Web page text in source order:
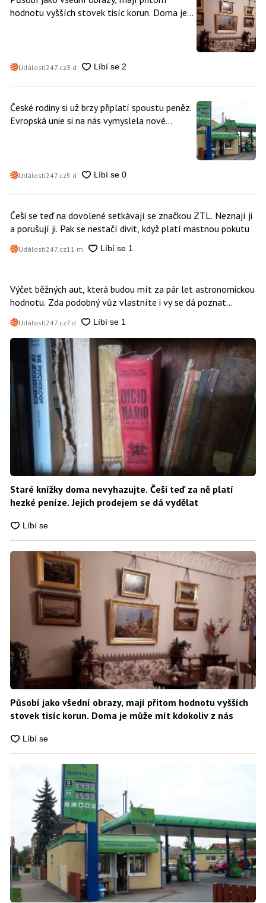
hodnotu vyšších stovek tisíc korun. Doma je
Události247.cz3 d
České rodiny si už brzy připlatí spoustu peněz.
Evropská unie si na nás vymyslela nové
Události247.cz5 d
Češi se teď na dovolené setkávají se značkou ZTL. Neznají ji
a porušují ji. Pak se nestačí divit, když platí mastnou pokutu
Události247.cz11 m
Výčet běžných aut, která budou mít za pár let astronomickou
hodnotu. Zda podobný vůz vlastníte i vy se dá poznat
snadno
Události247.cz7 d
Staré knížky doma nevyhazujte. Češi teď za ně platí
hezké peníze. Jejich prodejem se dá vydělat
Působí jako všední obrazy, mají přitom hodnotu vyšších
stovek tisíc korun. Doma je může mít kdokoliv z nás